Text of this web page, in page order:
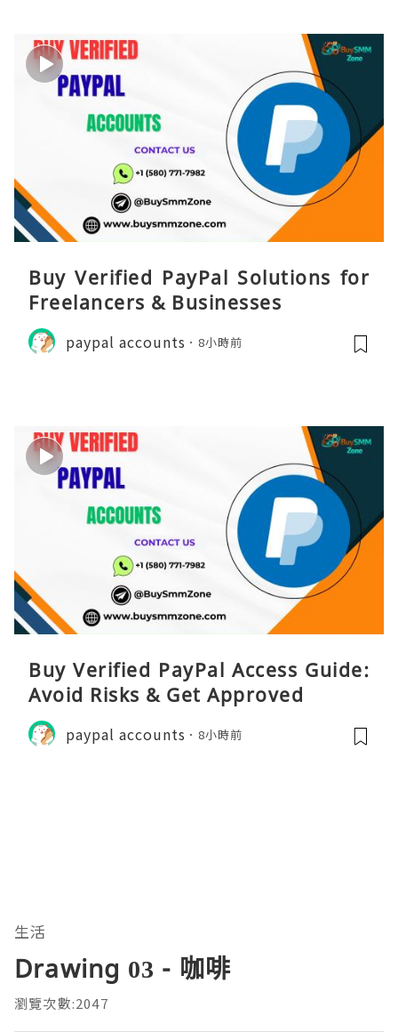
Buy Verified PayPal Solutions for
Freelancers & Businesses
paypal accounts 8小時前
Buy Verified PayPal Access Guide:
Avoid Risks & Get Approved
paypal accounts 8小時前
生活
Drawing 03 - 咖啡
瀏覽次數:2047